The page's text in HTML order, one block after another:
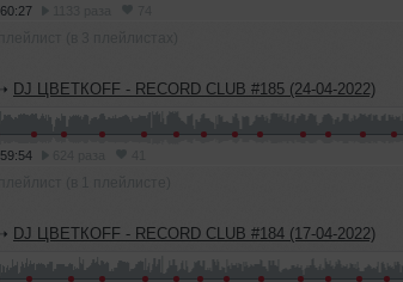
60:27
➝ DJ ЦВЕТКОFF - RECORD CLUB #185 (24-04-2022)
59:54
➝ DJ ЦВЕТКОFF - RECORD CLUB #184 (17-04-2022)